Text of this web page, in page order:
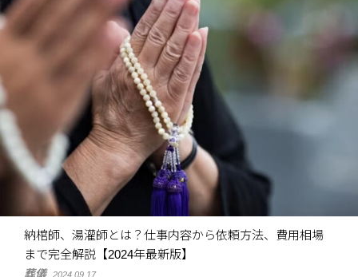
納棺師、湯灌師とは？仕事内容から依頼方法、費用相場
まで完全解説【2024年最新版】
葬儀 2024.09.17